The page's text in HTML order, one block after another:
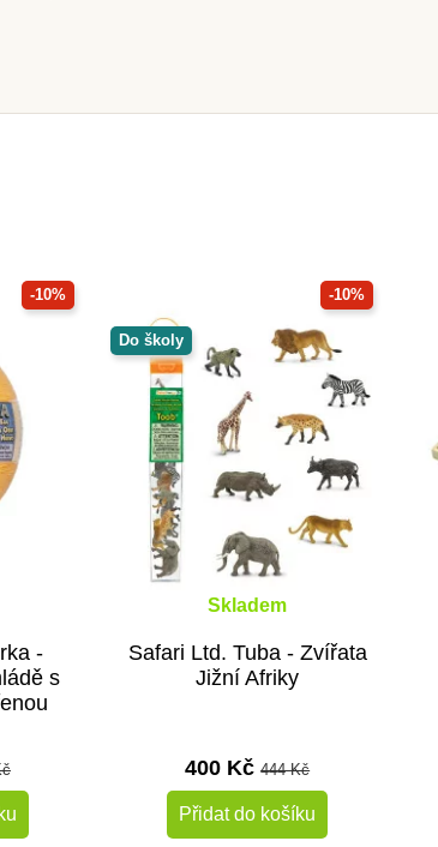
-10%
-
s
-10%
Do školy
Skladem
Safari Ltd. Tuba - Zvířata
Jižní Afriky
400 Kč444 Kč
Přidat do košíku